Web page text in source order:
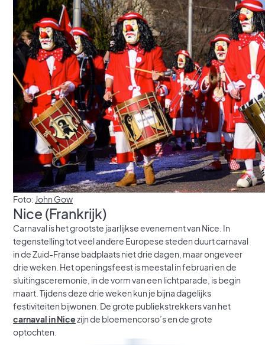
Foto: John Gow
Nice (Frankrijk)
Carnaval is het grootste jaarlijkse evenement van Nice. In
tegenstelling tot veel andere Europese steden duurt carnaval
in de Zuid-Franse badplaats niet drie dagen, maar ongeveer
drie weken. Het openingsfeest is meestal in februari en de
sluitingsceremonie, in de vorm van een lichtparade, is begin
maart. Tijdens deze drie weken kun je bijna dagelijks
festiviteiten bijwonen. De grote publiekstrekkers van het
carnaval in Nicezijn de bloemencorso’s en de grote
optochten.